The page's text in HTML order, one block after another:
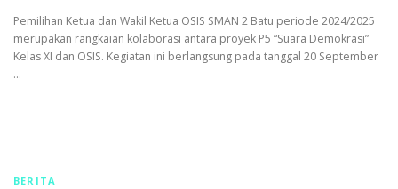
Pemilihan Ketua dan Wakil Ketua OSIS SMAN 2 Batu periode 2024/2025
merupakan rangkaian kolaborasi antara proyek P5 “Suara Demokrasi”
Kelas XI dan OSIS. Kegiatan ini berlangsung pada tanggal 20 September
…
BERITA